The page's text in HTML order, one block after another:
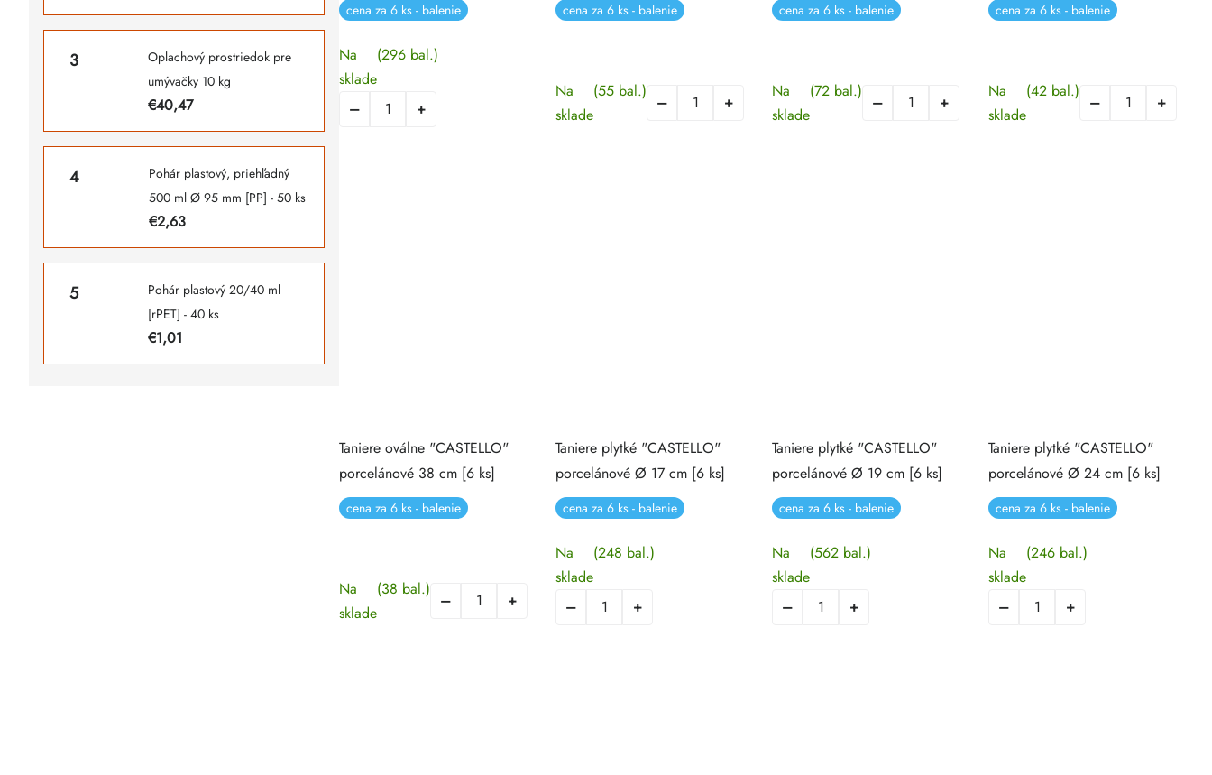
Oplachový prostriedok pre
umývačky 10 kg
€40,47
Pohár plastový, priehľadný
500 ml Ø 95 mm [PP] - 50 ks
€2,63
Pohár plastový 20/40 ml
[rPET] - 40 ks
€1,01
cena za 6 ks - balenie
Na
sklade
(296 bal.)
cena za 6 ks - balenie
Na
sklade
(55 bal.)
cena za 6 ks - balenie
Na
sklade
(72 bal.)
cena za 6 ks - balenie
Na
sklade
(42 bal.)
Taniere oválne "CASTELLO"
porcelánové 38 cm [6 ks]
cena za 6 ks - balenie
Na
sklade
(38 bal.)
Taniere plytké "CASTELLO"
porcelánové Ø 17 cm [6 ks]
cena za 6 ks - balenie
Na
sklade
(248 bal.)
Taniere plytké "CASTELLO"
porcelánové Ø 19 cm [6 ks]
cena za 6 ks - balenie
Na
sklade
(562 bal.)
Taniere plytké "CASTELLO"
porcelánové Ø 24 cm [6 ks]
cena za 6 ks - balenie
Na
sklade
(246 bal.)